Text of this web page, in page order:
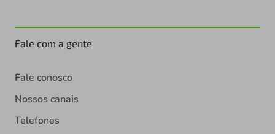
Fale com a gente
Fale conosco
Nossos canais
Telefones